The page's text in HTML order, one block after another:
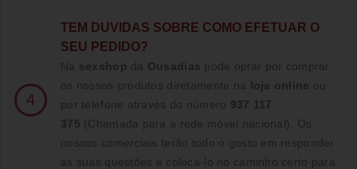
4
TE M DUVIDAS SOBRE COMO EFETUAR O
SEU PEDIDO?
Na sexshop da Ousadias pode optar por comprar
os nossos produtos diretamente na loja online ou
por telefone através do número 937 117
375 (Chamada para a rede móvel nacional)
. Os
nossos comerciais terão todo o gosto em responder
ás suas questões e colocá-lo no caminho certo para